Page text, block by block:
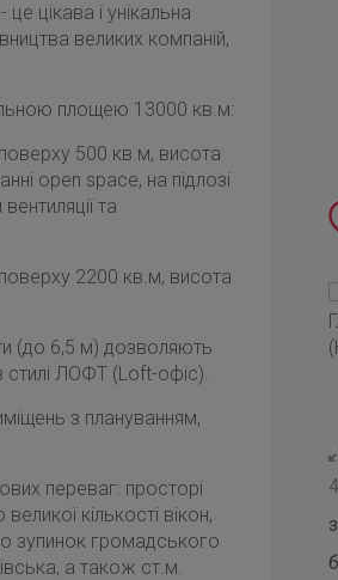
цікава і унікальна
великих компаній,
площею 13000 кв.м:
500 кв.м, висота
open space, на підлозі
та
2200 кв.м, висота
(до 6,5 м) дозволяють
стилі ЛОФТ (Loft-офіс).
з плануванням,
переваг: просторі
кількості вікон,
зупинок громадського
а також ст.м.